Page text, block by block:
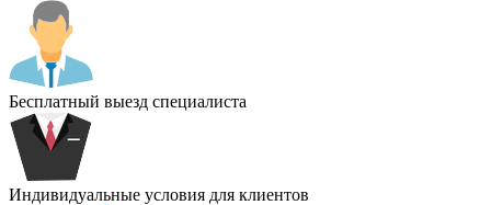
Бесплатный выезд специалиста
Индивидуальные условия для клиентов